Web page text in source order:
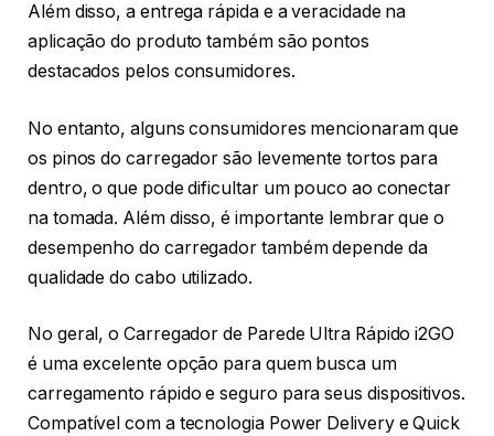
Além disso, a entrega rápida e a veracidade na
aplicação do produto também são pontos
destacados pelos consumidores.
No entanto, alguns consumidores mencionaram que
os pinos do carregador são levemente tortos para
dentro, o que pode dificultar um pouco ao conectar
na tomada. Além disso, é importante lembrar que o
desempenho do carregador também depende da
qualidade do cabo utilizado.
No geral, o Carregador de Parede Ultra Rápido i2GO
é uma excelente opção para quem busca um
carregamento rápido e seguro para seus dispositivos.
Compatível com a tecnologia Power Delivery e Quick